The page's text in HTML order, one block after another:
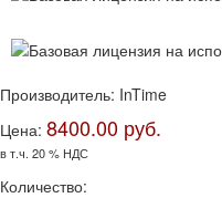
Производитель: InTime
Цена: 8400.00 руб.
в т.ч. 20 % НДС
Количество: